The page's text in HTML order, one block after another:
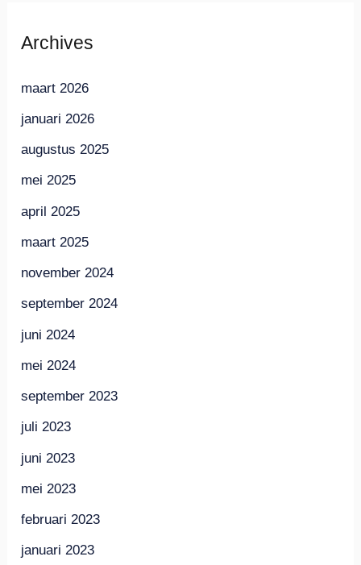
Archives
maart 2026
januari 2026
augustus 2025
mei 2025
april 2025
maart 2025
november 2024
september 2024
juni 2024
mei 2024
september 2023
juli 2023
juni 2023
mei 2023
februari 2023
januari 2023